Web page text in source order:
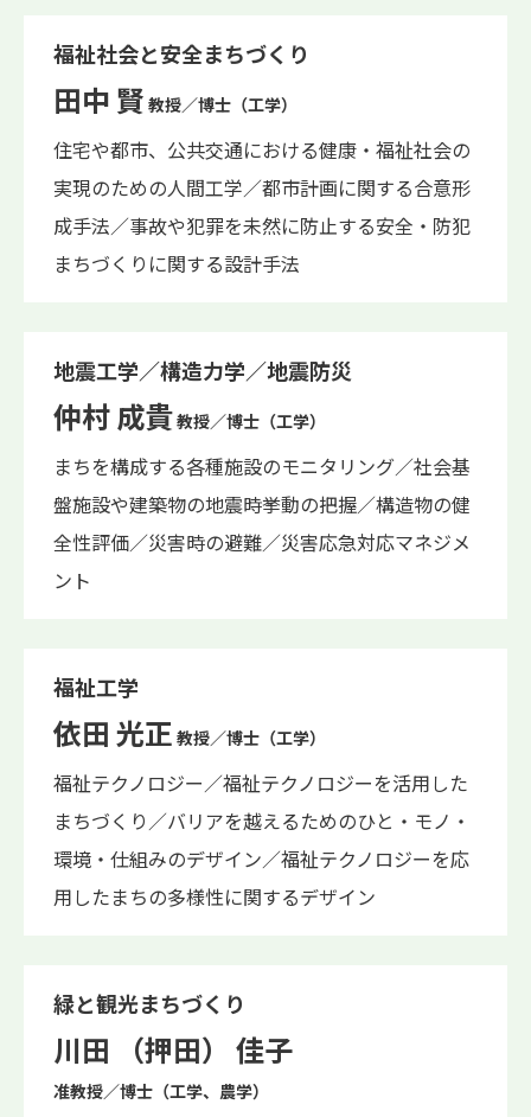
福祉社会と安全まちづくり
田中 賢 教授／博士（工学）
住宅や都市、公共交通における健康・福祉社会の
実現のための人間工学／都市計画に関する合意形
成手法／事故や犯罪を未然に防止する安全・防犯
まちづくりに関する設計手法
地震工学／構造力学／地震防災
仲村 成貴教授／博士（工学）
まちを構成する各種施設のモニタリング／社会基
盤施設や建築物の地震時挙動の把握／構造物の健
全性評価／災害時の避難／災害応急対応マネジメ
ント
福祉工学
依田 光正 教授／博士（工学）
福祉テクノロジー／福祉テクノロジーを活用した
まちづくり／バリアを越えるためのひと・モノ・
環境・仕組みのデザイン／福祉テクノロジーを応
用したまちの多様性に関するデザイン
緑と観光まちづくり
川田 （押田） 佳子
准教授／博士（工学、農学）